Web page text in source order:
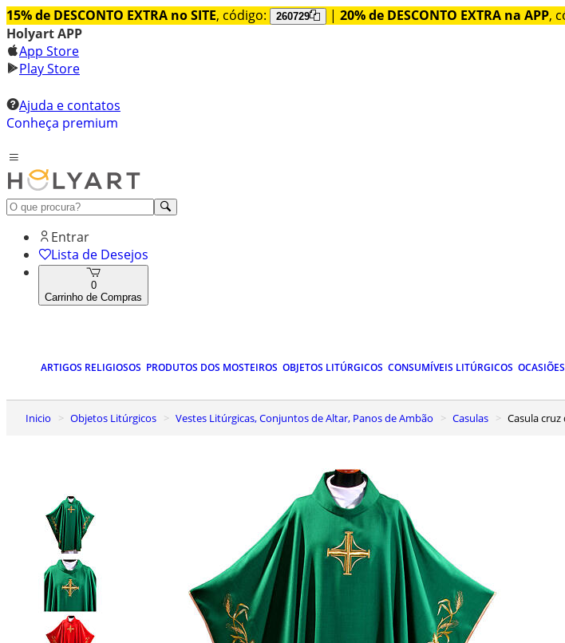
15% de DESCONTO EXTRA no SITE, código: 260729 | 20% de DESCONTO EXTRA na APP,
Holyart APP
App Store
Play Store
Ajuda e contatos
Conheça premium
Entrar
Lista de Desejos
0
Carrinho de Compras
ARTIGOS RELIGIOSOS PRODUTOS DOS MOSTEIROS OBJETOS LITÚRGICOS CONSUMÍVEIS LITÚRGICOS
Inicio Objetos Litúrgicos Vestes Litúrgicas, Conjuntos de Altar, Panos de Ambão Casulas Casula